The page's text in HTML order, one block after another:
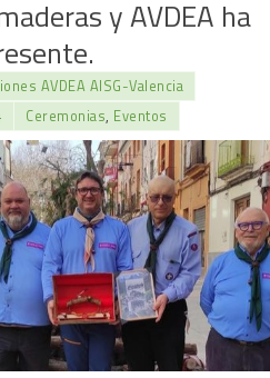
y AVDEA ha
AVDEA AISG-Valencia
Ceremonias, Eventos